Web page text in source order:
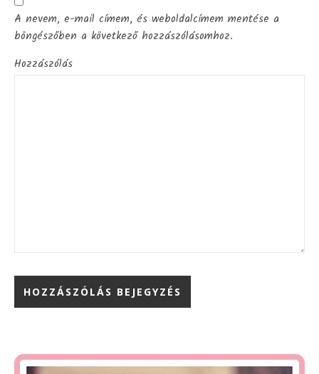
A nevem, e-mail címem, és weboldalcímem mentése a
böngészőben a következő hozzászólásomhoz.
Hozzászólás